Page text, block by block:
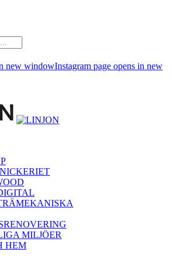
new windowInstagram page opens in new
MILJÖER
HEM